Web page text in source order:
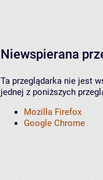
Niewspierana
Ta przeglądarka nie jest
jednej z poniższych
Mozilla Firefox
Google Chrome